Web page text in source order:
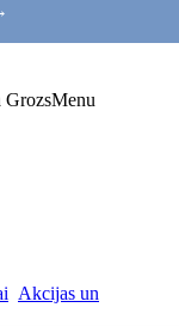
GrozsMenu
Akcijas un